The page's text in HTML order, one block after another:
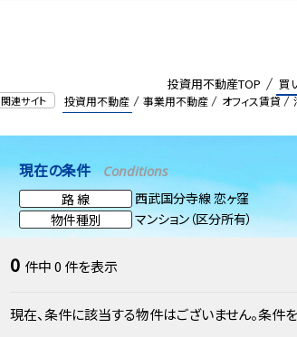
関連サイト 投資用不動産 事業用不動産 オフィス賃貸
投資用不動産TOP 買
現在の条件 Conditions
路 線
西武国分寺線 恋ヶ窪
物件種別
マンション（区分所有）
0 件中0 件を表示
現在、条件に該当する物件はございません。条件